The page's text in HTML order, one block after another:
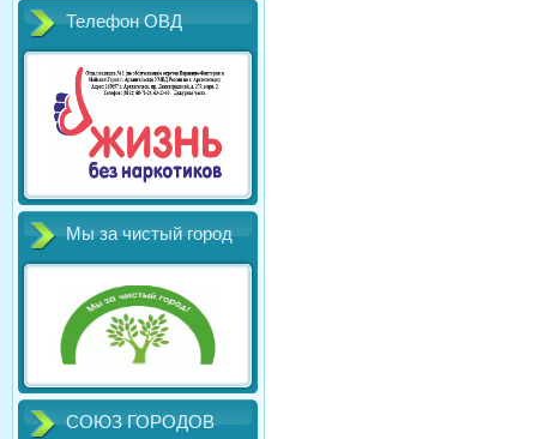
Телефон ОВД
Мы за чистый город
СОЮЗ ГОРОДОВ